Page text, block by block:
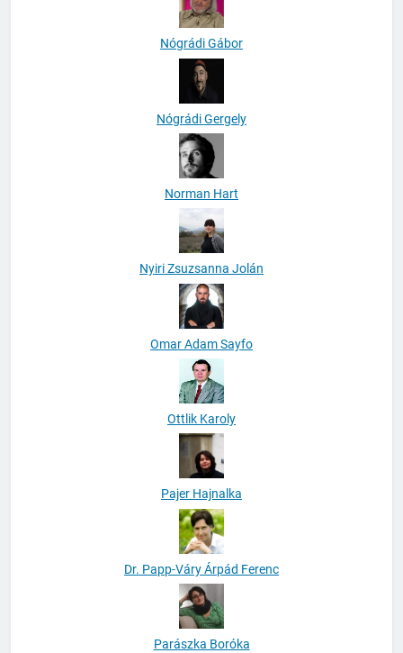
Nógrádi Gábor
Nógrádi Gergely
Norman Hart
Nyiri Zsuzsanna Jolán
Omar Adam Sayfo
Ottlik Karoly
Pajer Hajnalka
Dr. Papp-Váry Árpád Ferenc
Parászka Boróka